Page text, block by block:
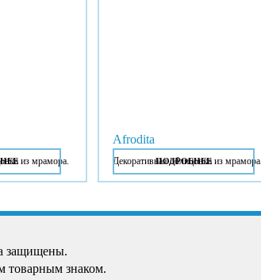
из мрамора.
Afrodita
Декоративная облицовка из мрамора.
ПОДРОБНЕЕ
защищены.
товарным знаком.